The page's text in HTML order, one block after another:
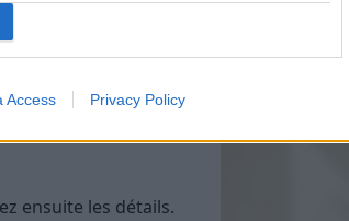
Access Privacy Policy
le plus de
ensuite les détails.